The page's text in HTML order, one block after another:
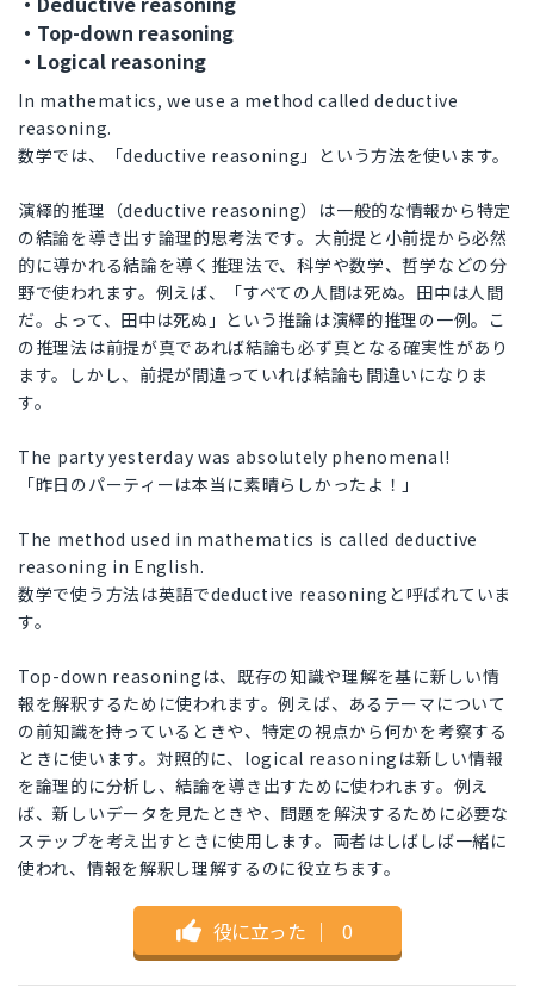
・Top-down reasoning
・Logical reasoning
In mathematics, we use a method called deductive
reasoning.
数学では、「deductive reasoning」という方法を使います。
演繹的推理（deductive reasoning）は一般的な情報から特定
の結論を導き出す論理的思考法です。大前提と小前提から必然
的に導かれる結論を導く推理法で、科学や数学、哲学などの分
野で使われます。例えば、「すべての人間は死ぬ。田中は人間
だ。よって、田中は死ぬ」という推論は演繹的推理の一例。こ
の推理法は前提が真であれば結論も必ず真となる確実性があり
ます。しかし、前提が間違っていれば結論も間違いになりま
す。
The party yesterday was absolutely phenomenal!
「昨日のパーティーは本当に素晴らしかったよ！」
The method used in mathematics is called deductive
reasoning in English.
数学で使う方法は英語でdeductive reasoningと呼ばれていま
す。
Top-down reasoningは、既存の知識や理解を基に新しい情
報を解釈するために使われます。例えば、あるテーマについて
の前知識を持っているときや、特定の視点から何かを考察する
ときに使います。対照的に、logical reasoningは新しい情報
を論理的に分析し、結論を導き出すために使われます。例え
ば、新しいデータを見たときや、問題を解決するために必要な
ステップを考え出すときに使用します。両者はしばしば一緒に
使われ、情報を解釈し理解するのに役立ちます。
役に立った ｜ 0